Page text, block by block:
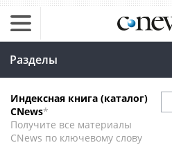
Разделы
Индексная книга (каталог)
CNews*
Получите все материалы
CNews по ключевому слову